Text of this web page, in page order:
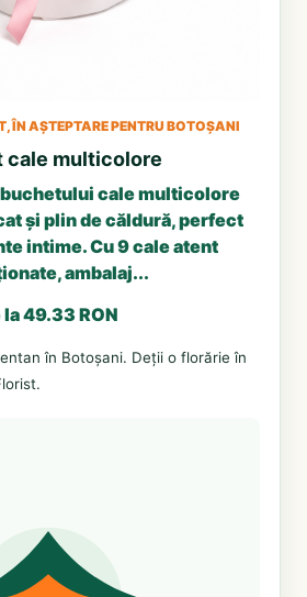
ÎN AȘTEPTARE PENTRU BOTOȘANI
cale multicolore
buchetului cale multicolore
și plin de căldură, perfect
intime. Cu 9 cale atent
ambalaj...
la 49.33 RON
în Botoșani. Deții o florărie în